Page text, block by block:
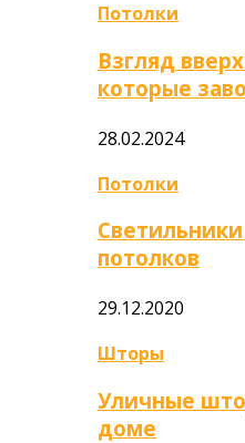
Потолки
Взгляд
которые
28.02.2024
Потолки
потолков
29.12.2020
Шторы
Уличные
доме